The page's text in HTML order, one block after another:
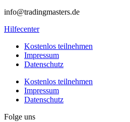
info@tradingmasters.de
Hilfecenter
Kostenlos teilnehmen
Impressum
Datenschutz
Kostenlos teilnehmen
Impressum
Datenschutz
Folge uns